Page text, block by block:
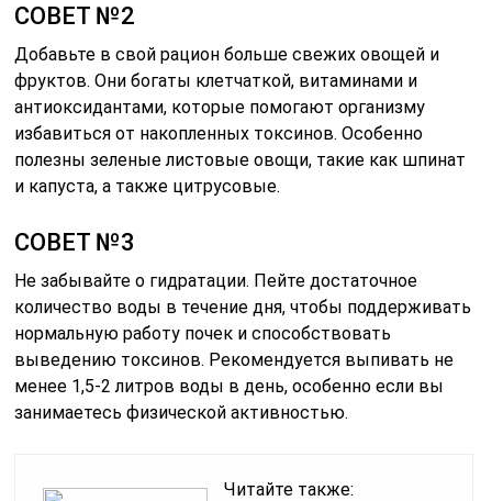
СОВЕТ №2
Добавьте в свой рацион больше свежих овощей и
фруктов. Они богаты клетчаткой, витаминами и
антиоксидантами, которые помогают организму
избавиться от накопленных токсинов. Особенно
полезны зеленые листовые овощи, такие как шпинат
и капуста, а также цитрусовые.
СОВЕТ №3
Не забывайте о гидратации. Пейте достаточное
количество воды в течение дня, чтобы поддерживать
нормальную работу почек и способствовать
выведению токсинов. Рекомендуется выпивать не
менее 1,5-2 литров воды в день, особенно если вы
занимаетесь физической активностью.
Читайте также: